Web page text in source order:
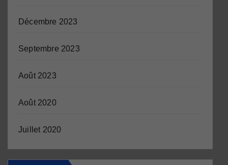
Décembre 2023
Septembre 2023
Août 2023
Août 2020
Juillet 2020